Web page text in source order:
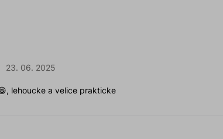
23. 06. 2025
lehoucke a velice prakticke